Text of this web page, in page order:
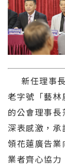
新任理事長
老字號「藝林
的公會理事
深表感激，
領花蓮廣告
業者齊心協力